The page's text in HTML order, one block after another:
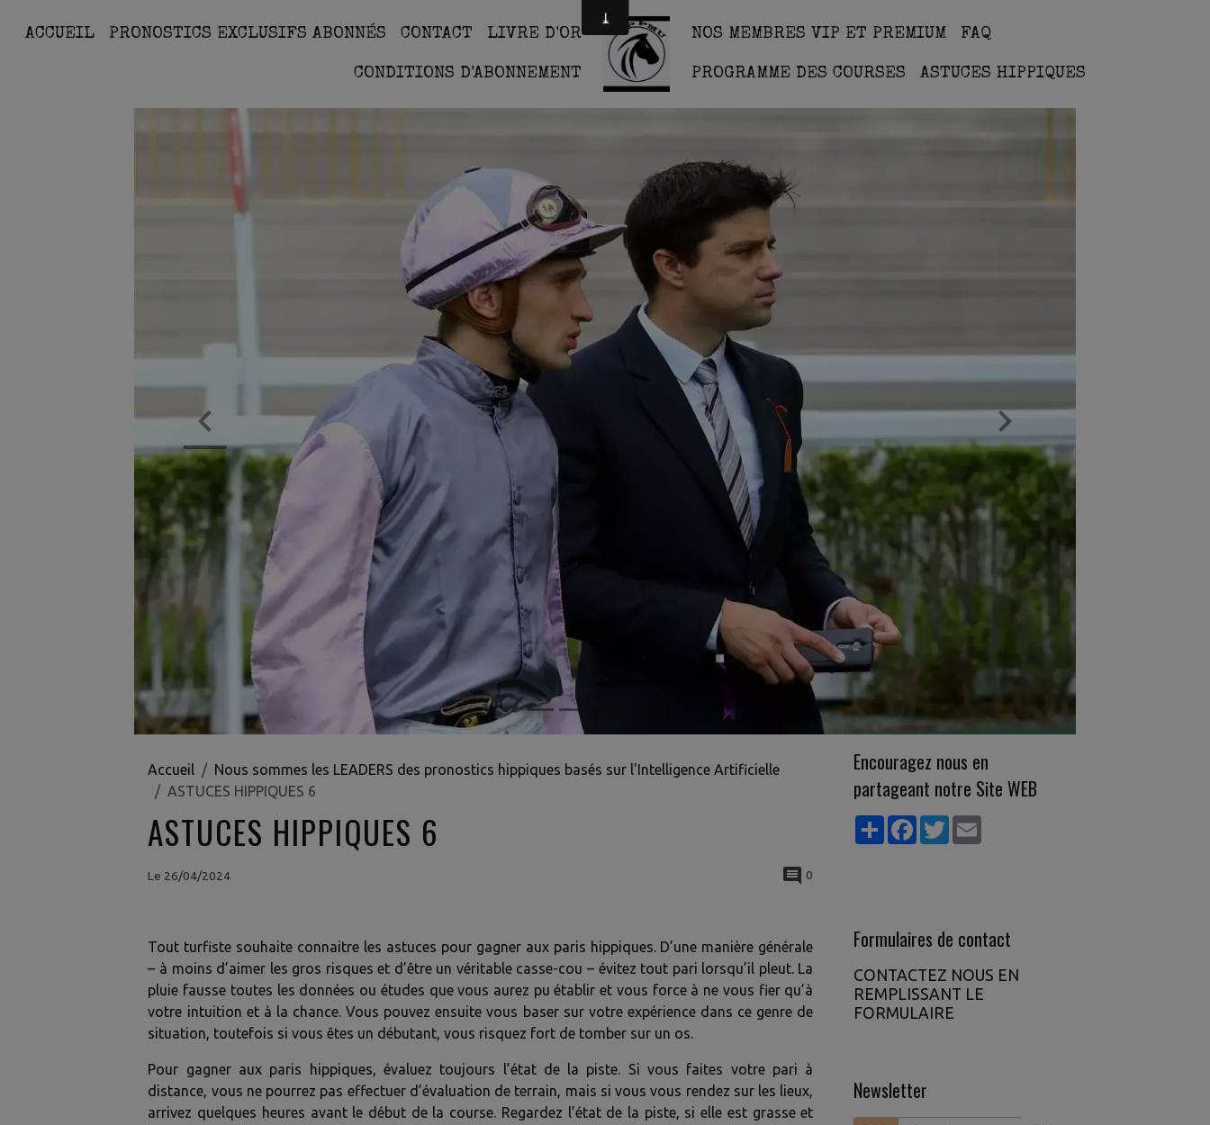
ACCUEIL PRONOSTICS EXCLUSIFS ABONNÉS CONTACT LIVRE D'OR
CONDITIONS D'ABONNEMENT
NOS MEMBRES VIP ET PREMIUM FAQ
PROGRAMME DES COURSES ASTUCES HIPPIQUES
Accueil
Nous sommes les LEADERS des pronostics hippiques basés sur l'Intelligence Artificielle
ASTUCES HIPPIQUES 6
ASTUCES HIPPIQUES 6
Le 26/04/2024 0
Tout turfiste souhaite connaitre les astuces pour gagner aux paris hippiques. D’une manière générale
– à moins d’aimer les gros risques et d’être un véritable casse-cou – évitez tout pari lorsqu’il pleut. La
pluie fausse toutes les données ou études que vous aurez pu établir et vous force à ne vous fier qu’à
votre intuition et à la chance. Vous pouvez ensuite vous baser sur votre expérience dans ce genre de
situation, toutefois si vous êtes un débutant, vous risquez fort de tomber sur un os.
Pour gagner aux paris hippiques, évaluez toujours l’état de la piste. Si vous faites votre pari à
distance, vous ne pourrez pas effectuer d’évaluation de terrain, mais si vous vous rendez sur les lieux,
arrivez quelques heures avant le début de la course. Regardez l’état de la piste, si elle est grasse et
Encouragez nous en
partageant notre Site WEB
PartagerFacebook
Twitter
Formulaires de contact
CONTACTEZ NOUS EN
REMPLISSANT LE
FORMULAIRE
Newsletter